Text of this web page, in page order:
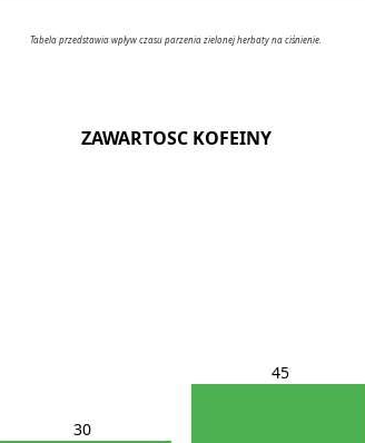
Tabela przedstawia wpływ czasu parzenia zielonej herbaty na ciśnienie.
ZAWARTOSC KOFEINY
30
45